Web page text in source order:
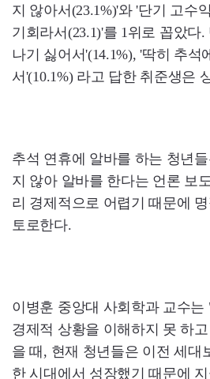
지 않아서(23.1%)'와 '단기 고수
기회라서(23.1)'를 1위로 꼽았다
나기 싫어서'(14.1%), '딱히 추석
서'(10.1%) 라고 답한 취준생은
추석 연휴에 알바를 하는 청년
지 않아 알바를 한다는 언론 보
리 경제적으로 어렵기 때문에
토로한다.
이병훈 중앙대 사회학과 교수
경제적 상황을 이해하지 못 하
을 때, 현재 청년들은 이전 세대
한 시대에서 성장했기 때문에